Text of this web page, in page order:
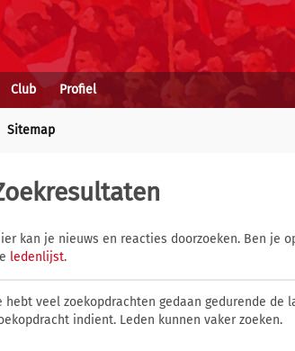
Club Profiel
Sitemap
kan je nieuws en reacties doorzoeken. Ben je
ledenlijst.
hebt veel zoekopdrachten gedaan gedurende
indient. Leden kunnen vaker zoeken.